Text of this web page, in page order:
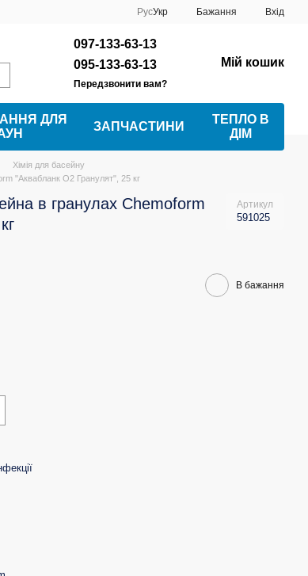
РусУкр Бажання Вхід
097-133-63-13
095-133-63-13
Передзвонити вам?
Мій кошик
ДЛЯ
ЗАПЧАСТИНИ
ТЕПЛО В
ДІМ
Хімія для басейну
"Аквабланк О2 Гранулят", 25 кг
в гранулах Chemoform
Артикул
591025
В бажання